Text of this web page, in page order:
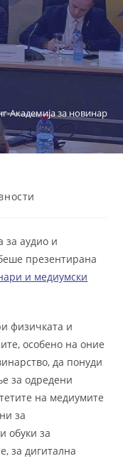
Академија за новинари“
за аудио и
презентирана
и медиумски
физичката и
особено на оние
да понуди
за одредени
на медиумите
за
обуки за
за дигитална